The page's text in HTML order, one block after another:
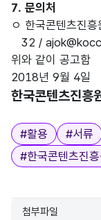
7. 문의처
ㅇ 한국콘텐츠진
32 /
위와 같이 공고함
2018년 9월 4일
한국콘텐츠진흥
태그
#활용 #서류
#한국콘텐츠진흥
첨부파일